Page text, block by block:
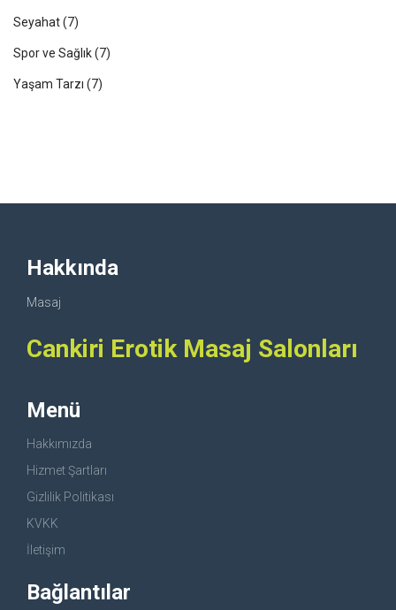
Seyahat(7)
Spor ve Sağlık(7)
Yaşam Tarzı (7)
Hakkında
Masaj
Cankiri Erotik Masaj Salonları
Menü
Hakkımızda
Hizmet Şartları
Gizlilik Politikası
KVKK
İletişim
Bağlantılar